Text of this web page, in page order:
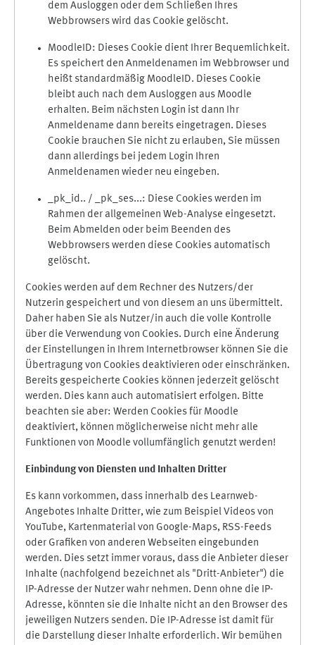
dem Ausloggen oder dem Schließen Ihres
Webbrowsers wird das Cookie gelöscht.
MoodleID: Dieses Cookie dient Ihrer Bequemlichkeit.
Es speichert den Anmeldenamen im Webbrowser und
heißt standardmäßig MoodleID. Dieses Cookie
bleibt auch nach dem Ausloggen aus Moodle
erhalten. Beim nächsten Login ist dann Ihr
Anmeldename dann bereits eingetragen. Dieses
Cookie brauchen Sie nicht zu erlauben, Sie müssen
dann allerdings bei jedem Login Ihren
Anmeldenamen wieder neu eingeben.
_pk_id.. / _pk_ses...: Diese Cookies werden im
Rahmen der allgemeinen Web-Analyse eingesetzt.
Beim Abmelden oder beim Beenden des
Webbrowsers werden diese Cookies automatisch
gelöscht.
Cookies werden auf dem Rechner des Nutzers/der
Nutzerin gespeichert und von diesem an uns übermittelt.
Daher haben Sie als Nutzer/in auch die volle Kontrolle
über die Verwendung von Cookies. Durch eine Änderung
der Einstellungen in Ihrem Internetbrowser können Sie die
Übertragung von Cookies deaktivieren oder einschränken.
Bereits gespeicherte Cookies können jederzeit gelöscht
werden. Dies kann auch automatisiert erfolgen. Bitte
beachten sie aber: Werden Cookies für Moodle
deaktiviert, können möglicherweise nicht mehr alle
Funktionen von Moodle vollumfänglich genutzt werden!
Einbindung von Diensten und Inhalten Dritter
Es kann vorkommen, dass innerhalb des Learnweb-
Angebotes Inhalte Dritter, wie zum Beispiel Videos von
YouTube, Kartenmaterial von Google-Maps, RSS-Feeds
oder Grafiken von anderen Webseiten eingebunden
werden. Dies setzt immer voraus, dass die Anbieter dieser
Inhalte (nachfolgend bezeichnet als "Dritt-Anbieter") die
IP-Adresse der Nutzer wahr nehmen. Denn ohne die IP-
Adresse, könnten sie die Inhalte nicht an den Browser des
jeweiligen Nutzers senden. Die IP-Adresse ist damit für
die Darstellung dieser Inhalte erforderlich. Wir bemühen